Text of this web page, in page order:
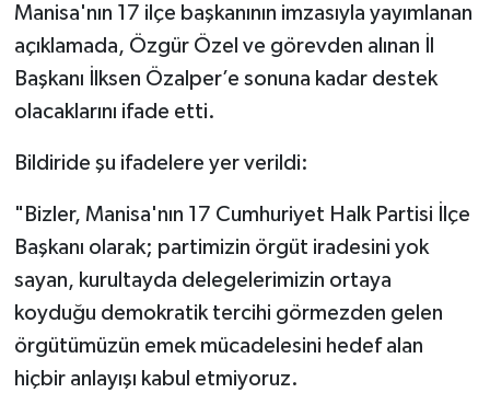
Manisa'nın 17 ilçe başkanının imzasıyla yayımlanan
açıklamada, Özgür Özel ve görevden alınan İl
Başkanı İlksen Özalper’e sonuna kadar destek
olacaklarını ifade etti.
Bildiride şu ifadelere yer verildi:
"Bizler, Manisa'nın 17 Cumhuriyet Halk Partisi İlçe
Başkanı olarak; partimizin örgüt iradesini yok
sayan, kurultayda delegelerimizin ortaya
koyduğu demokratik tercihi görmezden gelen
örgütümüzün emek mücadelesini hedef alan
hiçbir anlayışı kabul etmiyoruz.